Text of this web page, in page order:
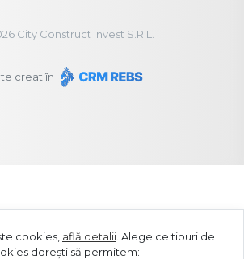
City Construct Invest S.R.L.
creat în
cookies, află detalii Alege ce tipuri de
dorești să permitem: